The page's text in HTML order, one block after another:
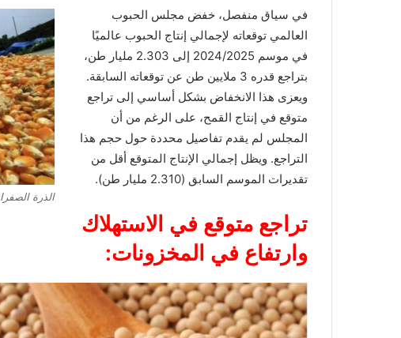
الذرة
في سياق منفصل، خفض مجلس الحبوب
العالمي توقعاته لإجمالي إنتاج الحبوب عالميًا
في موسم 2024/2025 إلى 2.303 مليار طن،
بتراجع قدره 3 ملايين طن عن توقعاته السابقة.
ويعزى هذا الانخفاض بشكل أساسي إلى تراجع
متوقع في إنتاج القمح، على الرغم من أن
المجلس لم يقدم تفاصيل محددة حول حجم هذا
التراجع. ويظل إجمالي الإنتاج المتوقع أقل من
تقديرات الموسم السابق (2.310 مليار طن).
تراجع متوقع في الاستهلاك
وارتفاع في المخزونات: